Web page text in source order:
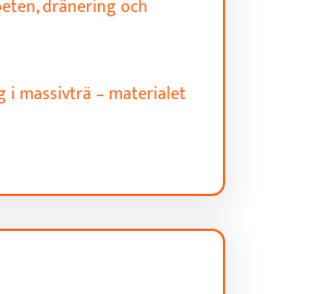
dränering och
i massivträ – materialet